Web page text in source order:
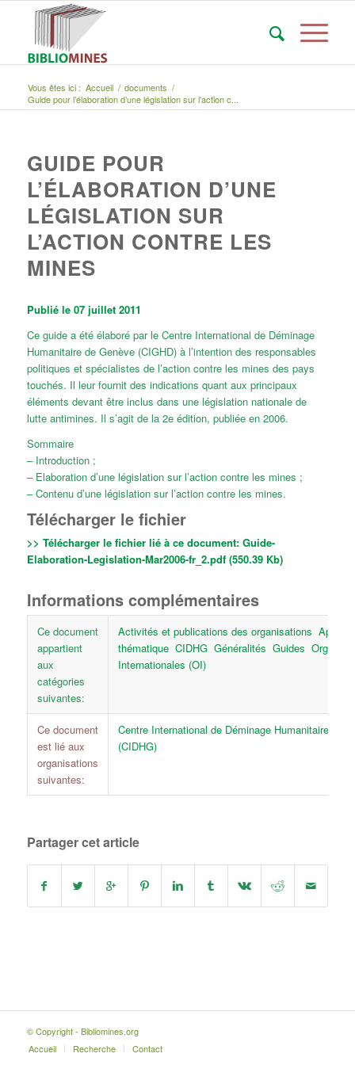
Vous êtes ici : Accueil / documents /
Guide pour l’élaboration d’une législation sur l’action c...
GUIDE POUR
L’ÉLABORATION D’UNE
LÉGISLATION SUR
L’ACTION CONTRE LES
MINES
Publié le 07 juillet 2011
Ce guide a été élaboré par le Centre International de Déminage
Humanitaire de Genève (CIGHD) à l’intention des responsables
politiques et spécialistes de l’action contre les mines des pays
touchés. Il leur fournit des indications quant aux principaux
éléments devant être inclus dans une législation nationale de
lutte antimines. Il s’agit de la 2e édition, publiée en 2006.
Sommaire
– Introduction ;
– Elaboration d’une législation sur l’action contre les mines ;
– Contenu d’une législation sur l’action contre les mines.
Télécharger le fichier
>> Télécharger le fichier lié à ce document: Guide-
Elaboration-Legislation-Mar2006-fr_2.pdf (550.39 Kb)
Informations complémentaires
Ce document
appartient
aux
catégories
suivantes:
Activités et publications des organisations
thématique CIDHG Généralités Guides
Internationales (OI)
Ce document
est lié aux
organisations
suivantes:
Centre International de Déminage Humanitaire -
(CIDHG)
Partager cet article
© Copyright - Bibliomines.org
Accueil
Recherche Contact